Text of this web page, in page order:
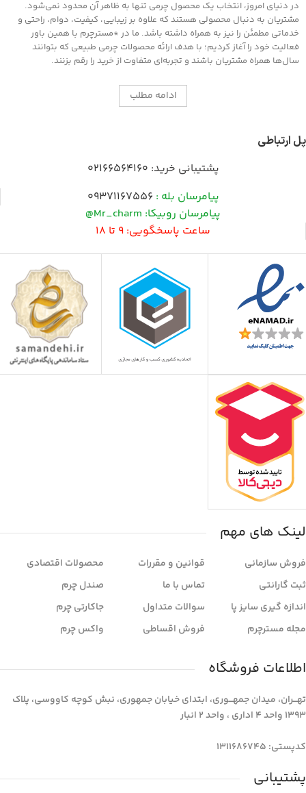
در دنیای امروز، انتخاب یک محصول چرمی تنها به ظاهر آن محدود نمی‌شود.
مشتریان به دنبال محصولی هستند که علاوه بر زیبایی، کیفیت، دوام، راحتی و
خدماتی مطمئن را نیز به همراه داشته باشد. ما در *مسترچرم با همین باور
فعالیت خود را آغاز کردیم؛ با هدف ارائه محصولات چرمی طبیعی که بتوانند
سال‌ها همراه مشتریان باشند و تجربه‌ای متفاوت از خرید را رقم بزنند.
ادامه مطلب
پل ارتباطی
پشتیبانی خرید: 02166564160
پیامرسان بله : 09371167556
پیامرسان روبیکا: Mr_charm@
ساعت پاسخگویی: 9 تا 18
لینک های مهم
فروش سازمانی
ثبت گارانتی
اندازه گیری سایز پا
مجله مسترچرم
قوانین و مقررات
تماس با ما
سوالات متداول
فروش اقساطی
محصولات اقتصادی
صندل چرم
جاکارتی چرم
واکس چرم
اطلاعات فروشگاه
تهـــران، میدان جمهـــوری، ابتدای خیابان جمهوری، نبش کوچه کاووسی، پلاک
1393 واحد 4 اداری ، واحد 2 انبار
کدپستی: 1311686745
پشتیبانی